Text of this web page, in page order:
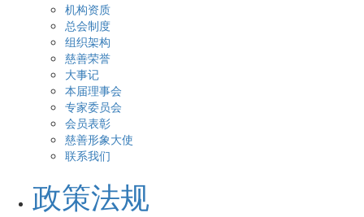
机构资质
总会制度
组织架构
慈善荣誉
大事记
本届理事会
专家委员会
会员表彰
慈善形象大使
联系我们
政策法规